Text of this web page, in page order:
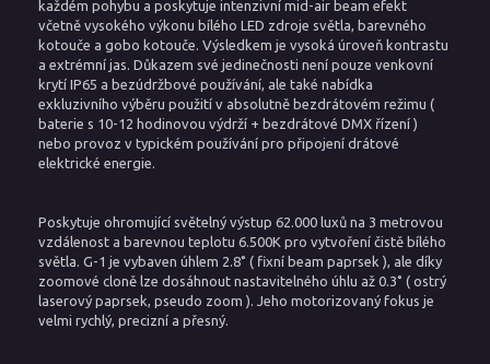
každém pohybu a poskytuje intenzivní mid-air beam efekt
včetně vysokého výkonu bílého LED zdroje světla, barevného
kotouče a gobo kotouče. Výsledkem je vysoká úroveň kontrastu
a extrémní jas. Důkazem své jedinečnosti není pouze venkovní
krytí IP65 a bezúdržbové používání, ale také nabídka
exkluzivního výběru použití v absolutně bezdrátovém režimu (
baterie s 10-12 hodinovou výdrží + bezdrátové DMX řízení )
nebo provoz v typickém používání pro připojení drátové
elektrické energie.
Poskytuje ohromující světelný výstup 62.000 luxů na 3 metrovou
vzdálenost a barevnou teplotu 6.500K pro vytvoření čistě bílého
světla. G-1 je vybaven úhlem 2.8˚ ( fixní beam paprsek ), ale díky
zoomové cloně lze dosáhnout nastavitelného úhlu až 0.3˚ ( ostrý
laserový paprsek, pseudo zoom ). Jeho motorizovaný fokus je
velmi rychlý, precizní a přesný.